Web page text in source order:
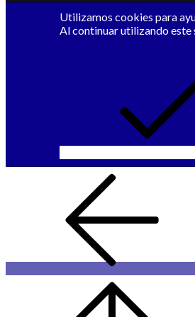
Utilizamos cookies para
Al continuar utilizando este